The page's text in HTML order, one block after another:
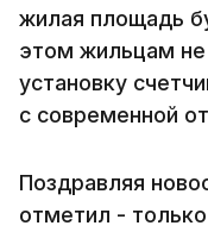
жилая площадь
этом жильцам не
установку
с современной
Поздравляя
отметил -